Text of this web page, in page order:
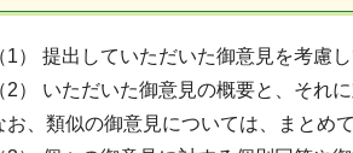
1） 提出していただいた御意見を考慮
2） いただいた御意見の概要と、それ
お、類似の御意見については、まとめ